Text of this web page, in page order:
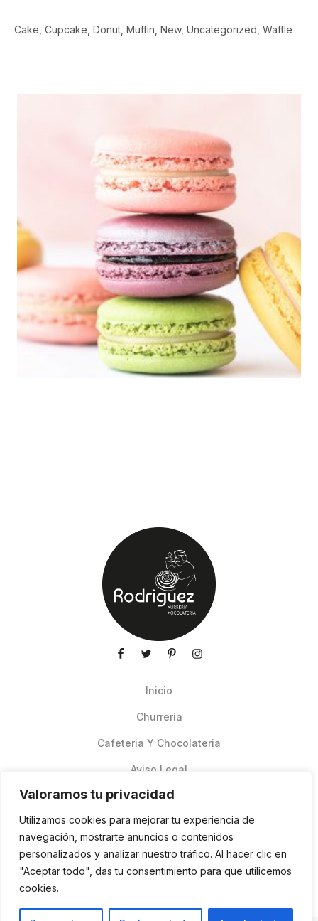
Valoramos tu privacidad
Utilizamos cookies para mejorar tu experiencia de
navegación, mostrarte anuncios o contenidos
personalizados y analizar nuestro tráfico. Al hacer clic en
"Aceptar todo", das tu consentimiento para que utilicemos
cookies.
Cake Cupcake Donut Muffin New Uncategorized Waffle
Inicio
Churrería
Cafeteria Y Chocolateria
Aviso Legal
Pedidos Online Glovo
Contacto